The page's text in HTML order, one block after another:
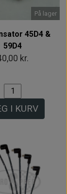
På lager
45D4 &
59D4
kr.
I KURV